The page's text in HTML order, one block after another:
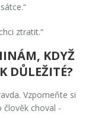
ztratit.“
KDYŽ
DŮLEŽITÉ?
Vzpomeňte si
člověk choval -